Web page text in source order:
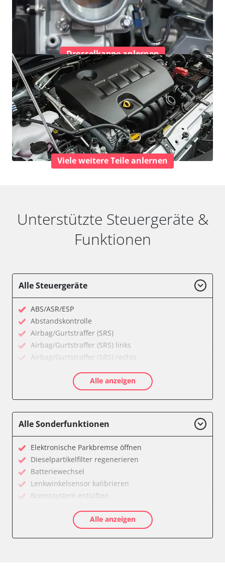
Drosselkappe anlernen
Viele weitere Teile anlernen
Unterstützte Steuergeräte &
Funktionen
Alle Steuergeräte
ABS/ASR/ESP
Abstandskontrolle
Airbag/Gurtstraffer (SRS)
Airbag/Gurtstraffer (SRS) links
Airbag/Gurtstraffer (SRS) rechts
Allradelektronik
Anhängersteuergerät
Diagnoseschnittstelle (EOBD/OBDII)
Einparkhilfe
Einparkhilfe Lenkhilfe
Einstiegshilfe Beifahrer
Einstiegshilfe Fahrer
Fahrererkennung
Fahrtrichtungskamera
Fernlichtassistent
Alle anzeigen
Alle Sonderfunktionen
Elektronische Parkbremse öffnen
Dieselpartikelfilter regenerieren
Batteriewechsel
Lenkwinkelsensor kalibrieren
Bremssystem entlüften
AGR Ventil anlernen
Luftmassenmesser anlernen
Alle anzeigen